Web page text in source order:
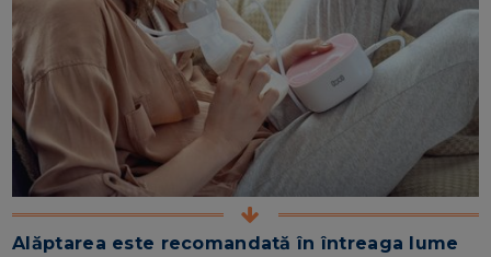
Alăptarea este recomandată în întreaga lume